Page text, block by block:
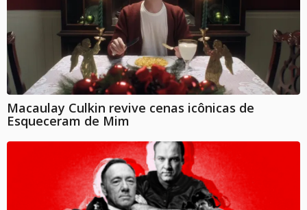
Macaulay Culkin revive cenas icônicas de
Esqueceram de Mim